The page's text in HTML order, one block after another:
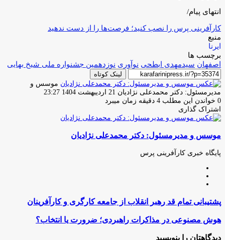
انتهای پیام/
کارآفرینی پرس را نصب کنید؛ فرصت‌ها را از دست ندهید
منبع
ایرنا
برچسب ها
اصفهان سیدمهدی ابطحی نوآوری نوزدهمین جشنواره ملی شیخ‌ بهایی
لینک کوتاه
موسس و
مدیرمسئول: دکتر محمدعلی نژادیان ارسال
ایمیل
21 اردیبهشت 1404 23:27
0 خواندن این مطلب 4 دقیقه زمان میبرد
اشتراک گذاری
فیس
توئیتر
لینکدین
واتس
تلگرام
اشتراک
از
ایمیل
چاپ
موسس و مدیرمسئول: دکتر محمدعلی نژادیان
پایگاه خبری کارآفرینی پرس
پشتیبانی
تمام
قد
رهبر
انقلاب
پشتیبانی تمام قد رهبر انقلاب از جامعه کارگری و کارآفرینان
هوش
در
هوش مصنوعی در مذاکرات راهبردی؛ ضرورت یا انتخاب؟
دیدگاهتان را بنویسید